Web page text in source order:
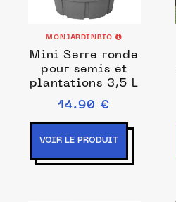
MONJARDINBIO
Mini Serre ronde
pour semis et
plantations 3,5 L
14.90 €
VOIR LE PRODUIT